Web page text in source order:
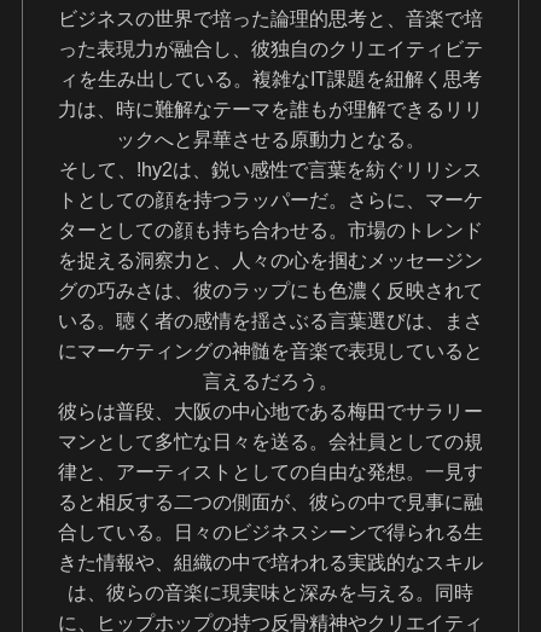
ビジネスの世界で培った論理的思考と、音楽で培
った表現力が融合し、彼独自のクリエイティビテ
ィを生み出している。複雑なIT課題を紐解く思考
力は、時に難解なテーマを誰もが理解できるリリ
ックへと昇華させる原動力となる。
そして、!hy2は、鋭い感性で言葉を紡ぐリリシス
トとしての顔を持つラッパーだ。さらに、マーケ
ターとしての顔も持ち合わせる。市場のトレンド
を捉える洞察力と、人々の心を掴むメッセージン
グの巧みさは、彼のラップにも色濃く反映されて
いる。聴く者の感情を揺さぶる言葉選びは、まさ
にマーケティングの神髄を音楽で表現していると
言えるだろう。
彼らは普段、大阪の中心地である梅田でサラリー
マンとして多忙な日々を送る。会社員としての規
律と、アーティストとしての自由な発想。一見す
ると相反する二つの側面が、彼らの中で見事に融
合している。日々のビジネスシーンで得られる生
きた情報や、組織の中で培われる実践的なスキル
は、彼らの音楽に現実味と深みを与える。同時
に、ヒップホップの持つ反骨精神やクリエイティ